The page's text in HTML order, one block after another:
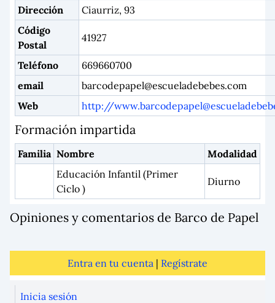
Dirección
Ciaurriz, 93
Código
Postal
41927
Teléfono
669660700
email
barcodepapel@escueladebebes.com
Web
http://
Formación impartida
Familia Nombre
Modalidad
Educación Infantil (Primer
Ciclo )
Diurno
Opiniones y comentarios de Barco de Papel
Entra en tu cuenta | Regístrate
Inicia sesión